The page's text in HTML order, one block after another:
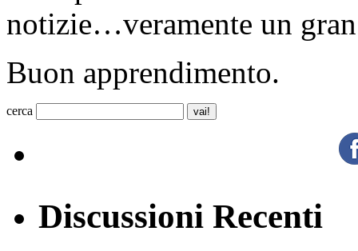
notizie…veramente un
Buon apprendimento.
cerca
Discussioni Recenti